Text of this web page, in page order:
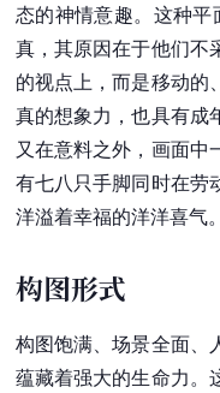
态的神情意趣。这种平
真，其原因在于他们不
的视点上，而是移动的
真的想象力，也具有成
又在意料之外，画面中
有七八只手脚同时在劳
洋溢着幸福的洋洋喜气
构图形式
构图饱满、场景全面、
蕴藏着强大的生命力。